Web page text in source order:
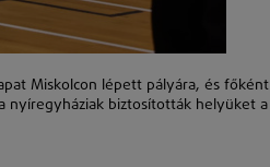
Miskolcon lépett pályára, és főként
nyíregyháziak biztosították helyüket a